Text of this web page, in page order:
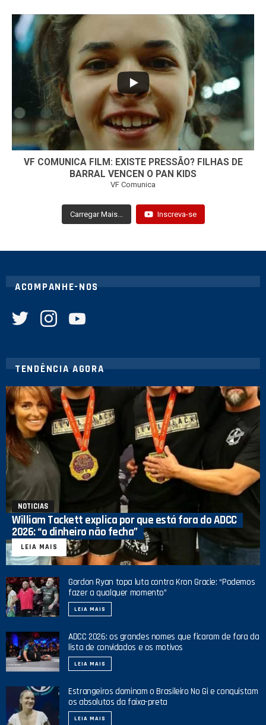
...
32
VF COMUNICA FILM: EXISTE PRESSÃO? FILHAS DE
BARRAL VENCEN O PAN KIDS
VF Comunica
Carregar Mais... Inscreva-se
ACOMPANHE-NOS
TENDÊNCIA AGORA
NOTICIAS
William Tackett explica por que está fora do ADCC
2026: “o dinheiro não fecha”
LEIA MAIS
Gordon Ryan topa luta contra Kron Gracie: “Podemos
fazer a qualquer momento”
LEIA MAIS
ADCC 2026: os grandes nomes que ficaram de fora da
lista de convidados e os motivos
LEIA MAIS
Estrangeiros dominam o Brasileiro No Gi e conquistam
os absolutos da faixa-preta
LEIA MAIS